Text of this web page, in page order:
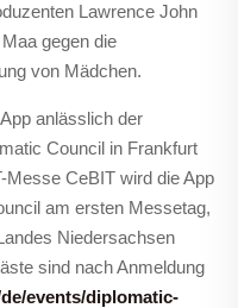
Lawrence John
gegen die
von Mädchen.
anlässlich der
Council in Frankfurt
Messe CeBIT wird die App
am ersten Messetag,
Niedersachsen
sind nach Anmeldung
events/diplomatic-